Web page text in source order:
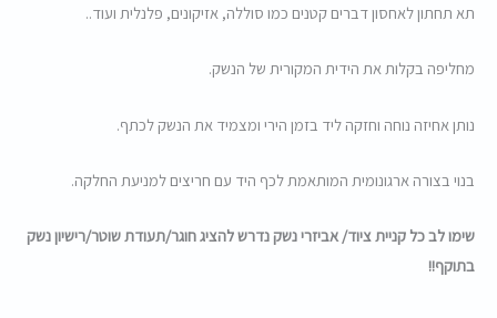
תא תחתון לאחסון דברים קטנים כמו סוללה, אזיקונים, פלנלית ועוד..
מחליפה בקלות את הידית המקורית של הנשק.
נותן אחיזה נוחה וחזקה ליד בזמן הירי ומצמיד את הנשק לכתף.
בנוי בצורה ארגונומית המותאמת לכף היד עם חריצים למניעת החלקה.
שימו לב כל קניית ציוד/ אביזרי נשק נדרש להציג חוגר/תעודת שוטר/רישיון נשק
בתוקף!!